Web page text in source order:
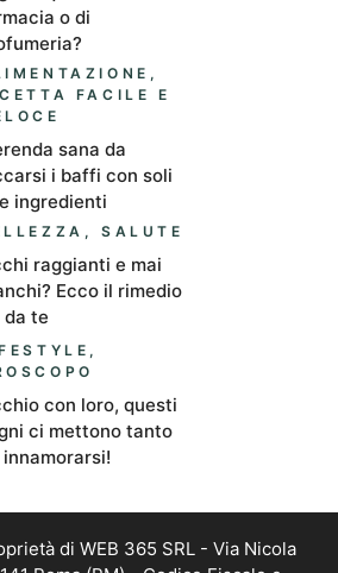
o di
,
FACILE E
sana da
i baffi con soli
ingredienti
,SALUTE
raggianti e mai
Ecco il rimedio
te
,
con loro, questi
ci mettono tanto
innamorarsi!
di WEB 365 SRL - Via Nicola